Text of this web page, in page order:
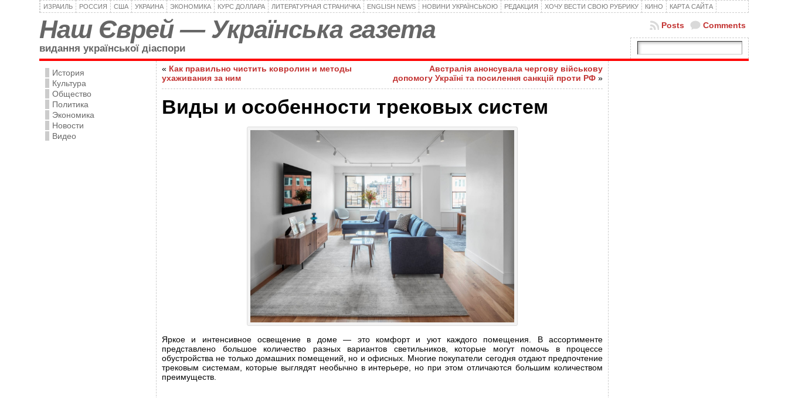
ИЗРАИЛЬ РОССИЯ США УКРАИНА ЭКОНОМИКА КУРС ДОЛЛАРА ЛИТЕРАТУРНАЯ СТРАНИЧКА ENGLISH NEWS НОВИНИ УКРАЇНСЬКОЮ РЕДАКЦИЯ ХОЧУ ВЕСТИ СВОЮ РУБРИКУ КИНО КАРТА САЙТА
Наш Єврей — Українська газета
видання української діаспори
Comments
Posts
История
Культура
Общество
Политика
Экономика
Новости
Видео
« Как правильно чистить ковролин и методы
ухаживания за ним
Австралія анонсувала чергову військову
допомогу Україні та посилення санкцій проти РФ »
Виды и особенности трековых систем
Яркое и интенсивное освещение в доме — это комфорт и уют каждого помещения. В ассортименте
представлено большое количество разных вариантов светильников, которые могут помочь в процессе
обустройства не только домашних помещений, но и офисных. Многие покупатели сегодня отдают предпочтение
трековым системам, которые выглядят необычно в интерьере, но при этом отличаются большим количеством
преимуществ.